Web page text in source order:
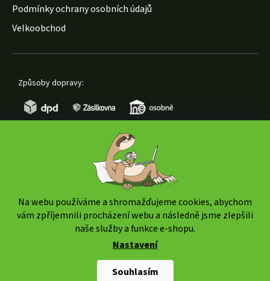
Na webu používáme a shromažďujeme cookies, abychom
vám zpříjemnili procházení webu a následně jsme zlepšili
naše služby a funkce e-shopu.
Nastavení
Souhlasím
Podmínky ochrany osobních údajů
Velkoobchod
Způsoby dopravy:
www.weedshop.cz
vyhrazena.
Upravit nastavení cookies